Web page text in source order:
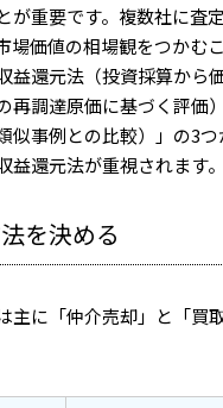
が重要です。複数社に査
場価値の相場観をつかむ
益還元法（投資採算から
再調達原価に基づく評価
似事例との比較）」の3
益還元法が重視されます。
を決める
主に「仲介売却」と「買